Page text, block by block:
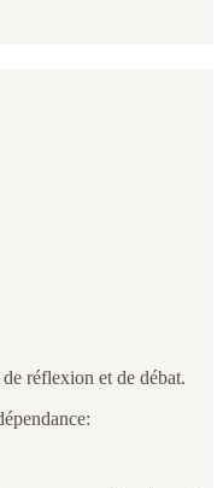
réflexion et de débat.